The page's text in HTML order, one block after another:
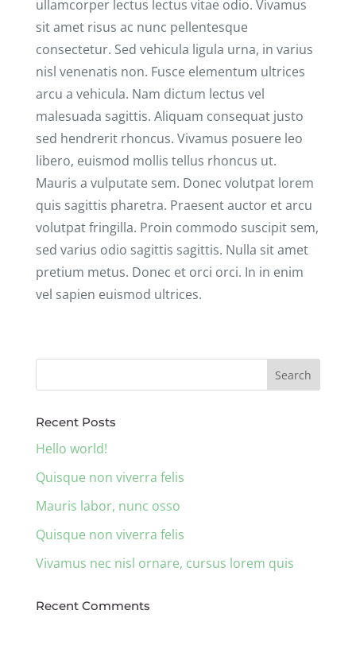
ullamcorper lectus lectus vitae odio. Vivamus
sit amet risus ac nunc pellentesque
consectetur. Sed vehicula ligula urna, in varius
nisl venenatis non. Fusce elementum ultrices
arcu a vehicula. Nam dictum lectus vel
malesuada sagittis. Aliquam consequat justo
sed hendrerit rhoncus. Vivamus posuere leo
libero, euismod mollis tellus rhoncus ut.
Mauris a vulputate sem. Donec volutpat lorem
quis sagittis pharetra. Praesent auctor et arcu
volutpat fringilla. Proin commodo suscipit sem,
sed varius odio sagittis sagittis. Nulla sit amet
pretium metus. Donec et orci orci. In in enim
vel sapien euismod ultrices.
Recent Posts
Hello world!
Quisque non viverra felis
Mauris labor, nunc osso
Quisque non viverra felis
Vivamus nec nisl ornare, cursus lorem quis
Recent Comments